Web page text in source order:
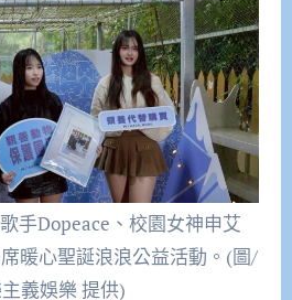
手Dopeace、校園女神申艾
暖心聖誕浪浪公益活動。(圖/
義娛樂 提供)